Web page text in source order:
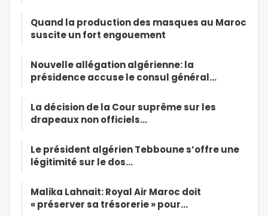
Quand la production des masques au Maroc
suscite un fort engouement
Nouvelle allégation algérienne: la
présidence accuse le consul général…
La décision de la Cour suprême sur les
drapeaux non officiels…
Le président algérien Tebboune s’offre une
légitimité sur le dos…
Malika Lahnait: Royal Air Maroc doit
« préserver sa trésorerie » pour…